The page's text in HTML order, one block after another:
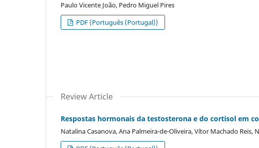
Paulo Vicente João, Pedro Miguel Pires
PDF (Português (Portugal))
Review Article
Respostas hormonais da testosterona e do cortisol em
Natalina Casanova, Ana Palmeira-de-Oliveira, Vítor Machado Reis,